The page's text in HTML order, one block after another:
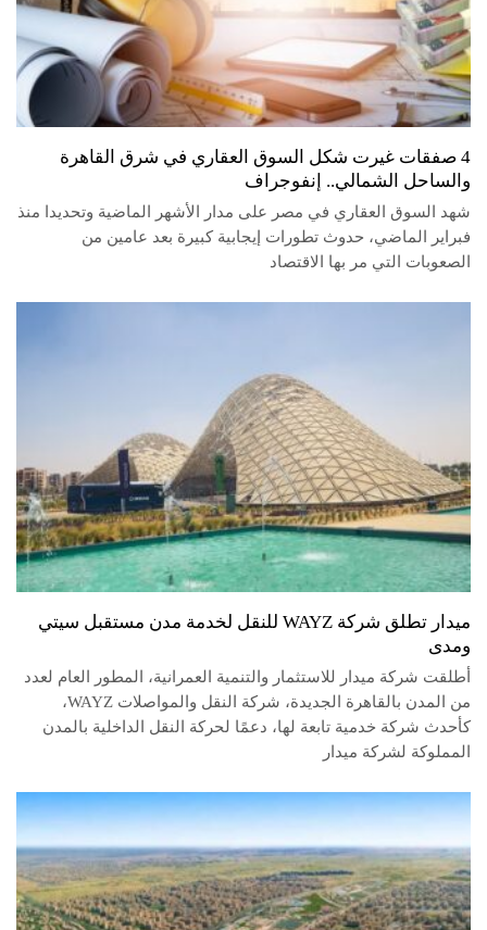
4 صفقات غيرت شكل السوق العقاري في شرق القاهرة
والساحل الشمالي.. إنفوجراف
شهد السوق العقاري في مصر على مدار الأشهر الماضية وتحديدا منذ
فبراير الماضي، حدوث تطورات إيجابية كبيرة بعد عامين من
الصعوبات التي مر بها الاقتصاد
ميدار تطلق شركة WAYZ للنقل لخدمة مدن مستقبل سيتي
ومدى
أطلقت شركة ميدار للاستثمار والتنمية العمرانية، المطور العام لعدد
من المدن بالقاهرة الجديدة، شركة النقل والمواصلات WAYZ،
كأحدث شركة خدمية تابعة لها، دعمًا لحركة النقل الداخلية بالمدن
المملوكة لشركة ميدار